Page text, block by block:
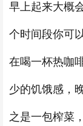
早上起来大概
个时间段你可
在喝一杯热咖
少的饥饿感，
之是一包榨菜